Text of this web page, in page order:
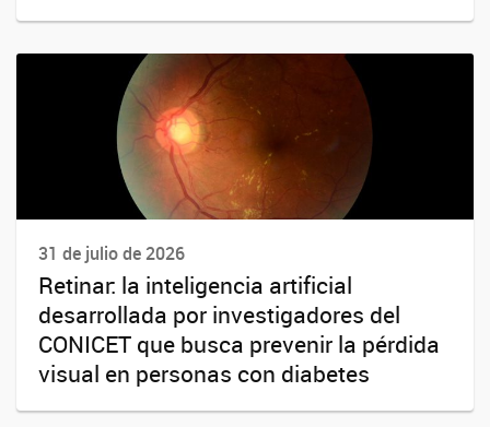
31 de julio de 2026
Retinar: la inteligencia artificial
desarrollada por investigadores del
CONICET que busca prevenir la pérdida
visual en personas con diabetes